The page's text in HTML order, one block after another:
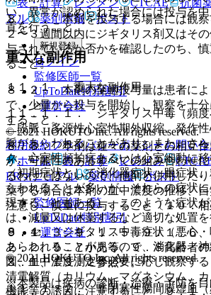
８．１． 本剤を投与する場合には観
２〜３週間以内にジギタリス剤又はそ
与されているか否かを確認したのち、
ること。
８．２． 本剤の至適投与量は患者に
で、少量から投与を開始し、観察を十
すること。
８．３． 本剤は種々の薬剤との相互作
が、可能性のあるすべての組み合わせ
るわけではないので、他剤と併用した
薬する場合は本剤の血中濃度の推移、
注意し、慎重に投与すること〔１０．相
８．４． ジギタリス中毒症状（悪心
あらわれることがあるので、消化器・
図、血中濃度測定等必要に応じ観察す
清電解質（カリウム、マグネシウム、
機能等の誘因に注意すること〔９．１
い、異常が認められた場合には投与を
置を行うこと。
重大な副作用
１１．１． 重大な副作用
１１．１．１． ジギタリス中毒（頻度
二段脈、多源性心室性期外収縮、発作
脈があらわれることがあり、また、さ
ク、心室性頻拍症あるいは心室細動に
（初期症状として消化器症状、眼症状
らわれることが多いが、それらの症状
現することもある）、このような症状
は、減量又は休薬するなど適切な処置を
９．１．３、９．１．５、９．１．６、
２．２、９．７小児等、９．８高齢者
３．１、１３．２参照〕。
１１．１．２． 非閉塞性腸間膜虚血
アル
薬剤情報 ポスト
新規登録
ログイン
監修医師一覧
UpToDate特別割引
運営会社
© 2021 HOKUTO Inc. All rights reserved.
利用規約プライバシーポリシーお問い
ホーム
表・計算 レジメン
ERマニュアル
薬剤情報 ポスト
監修医師一覧
UpToDate特別割引
運営会社
© 2021 HOKUTO Inc. All rights reserved.
※本製品は疾病の診断・治療・予防を